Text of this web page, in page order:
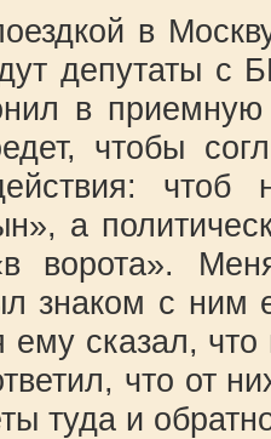
в
депутаты с
в приемную
чтобы
а
ворота».
знаком с ним
ему сказал,
что от
туда и